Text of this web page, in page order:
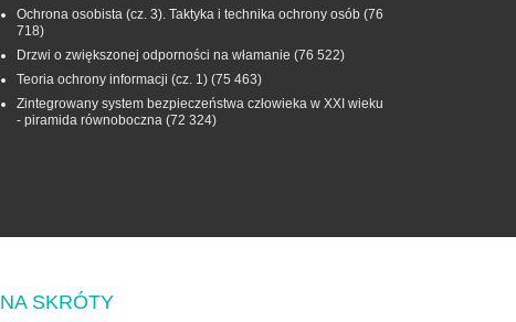
Ochrona osobista (cz. 3). Taktyka i technika ochrony osób (76
718)
Drzwi o zwiększonej odporności na włamanie (76 522)
Teoria ochrony informacji (cz. 1) (75 463)
Zintegrowany system bezpieczeństwa człowieka w XXI wieku
- piramida równoboczna (72 324)
NA SKRÓTY